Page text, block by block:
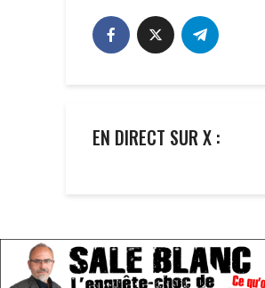
EN DIRECT SUR X :